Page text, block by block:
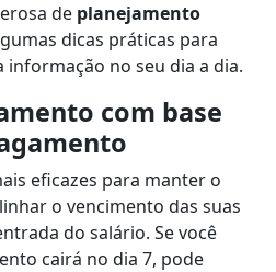
de planejamento
dicas práticas para
no seu dia a dia.
com base
eficazes para manter o
o vencimento das suas
do salário. Se você
cairá no dia 7, pode